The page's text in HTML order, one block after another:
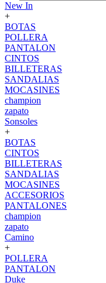
New In
+
BOTAS
POLLERA
PANTALON
CINTOS
BILLETERAS
SANDALIAS
MOCASINES
champion
zapato
Sonsoles
+
BOTAS
CINTOS
BILLETERAS
SANDALIAS
MOCASINES
ACCESORIOS
PANTALONES
champion
zapato
Camino
+
POLLERA
PANTALON
Duke